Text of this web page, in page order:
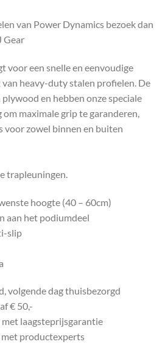
van Power Dynamics bezoek dan
Gear
voor een snelle en eenvoudige
van heavy-duty stalen profielen. De
en hebben onze speciale
maximale grip te garanderen,
voor zowel binnen en buiten
trapleuningen.
hoogte (40 – 60cm)
aan het podiumdeel
slip
volgende dag thuisbezorgd
€ 50,-
laagsteprijsgarantie
met productexperts